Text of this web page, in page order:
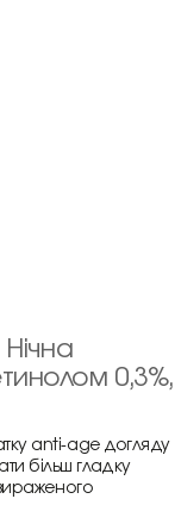
0,3%,
anti-age догляду
більш гладку